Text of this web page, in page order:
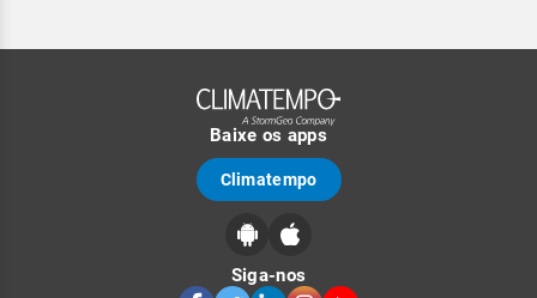
Baixe os apps
Climatempo
Siga-nos